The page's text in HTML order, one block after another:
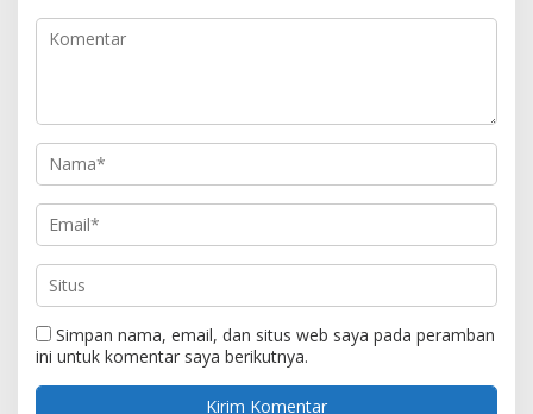
Simpan nama, email, dan situs web saya pada peramban
ini untuk komentar saya berikutnya.